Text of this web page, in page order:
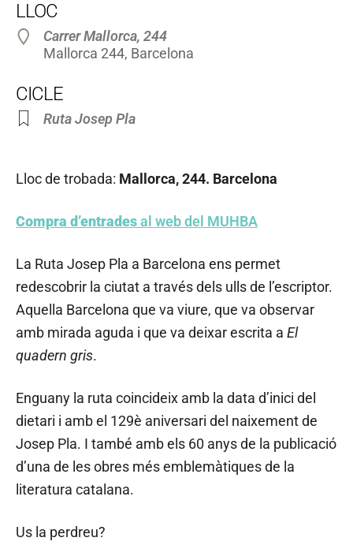
LLOC
Carrer Mallorca, 244
Mallorca 244, Barcelona
CICLE
Ruta Josep Pla
Lloc de trobada: Mallorca, 244. Barcelona
Compra d’entradesal web del MUHBA
La Ruta Josep Pla a Barcelona ens permet
redescobrir la ciutat a través dels ulls de l’escriptor.
Aquella Barcelona que va viure, que va observar
amb mirada aguda i que va deixar escrita a El
quadern gris.
Enguany la ruta coincideix amb la data d’inici del
dietari i amb el 129è aniversari del naixement de
Josep Pla. I també amb els 60 anys de la publicació
d’una de les obres més emblemàtiques de la
literatura catalana.
Us la perdreu?